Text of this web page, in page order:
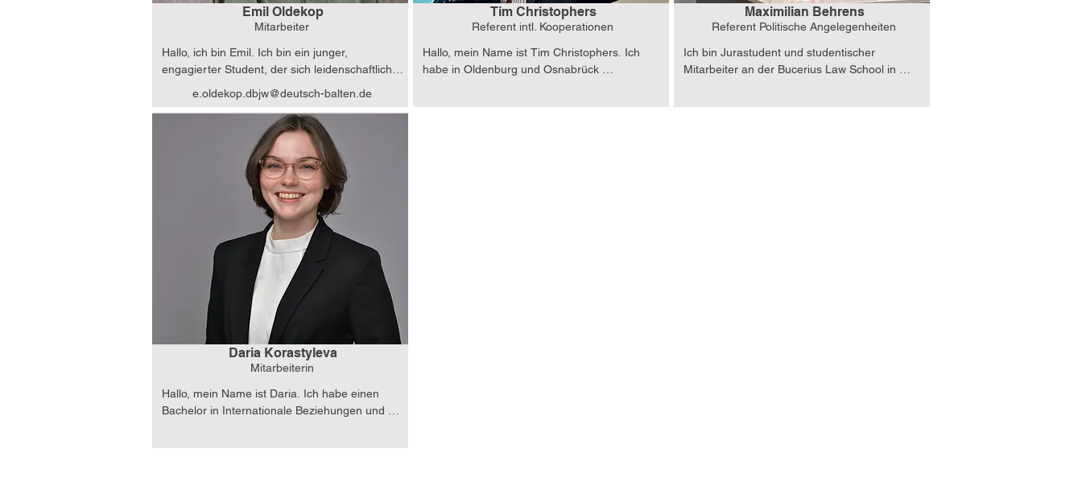
Emil Oldekop
Mitarbeiter
Hallo, ich bin Emil. Ich bin ein junger,
engagierter Student, der sich leidenschaftlich
als Teil eines starken Europas einsetzt. Ich
komme ursprünglich aus Berlin und habe
diesen Austausch hautnah miterlebt, als ich in
Kanada und Dänemark gelebt habe, bevor ich
nach Dublin gezogen bin, wo ich jetzt
Astrophysik studiere. Ich bin davon überzeugt,
dass die europäische Verbundenheit und
Zusammenarbeit zu den grundlegendsten
Werten gehören, um Europa sicher und
friedlich zu halten. Daher bin ich dankbar, dass
ich durch meine Arbeit bei der DBJW einen
Beitrag zu diesen Werten leisten und Europa
voranbringen kann.
e.oldekop.dbjw@deutsch-balten.de
Daria Korastyleva
Mitarbeiterin
Hallo, mein Name ist Daria. Ich habe einen
Bachelor in Internationale Beziehungen und
Tim Christophers
Referent intl. Kooperationen
Hallo, mein Name ist Tim Christophers. Ich
habe in Oldenburg und Osnabrück
Maximilian Behrens
Referent Politische Angelegenheiten
Ich bin Jurastudent und studentischer
Mitarbeiter an der Bucerius Law School in